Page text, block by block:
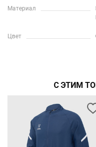
Материал
Цвет
С ЭТИМ